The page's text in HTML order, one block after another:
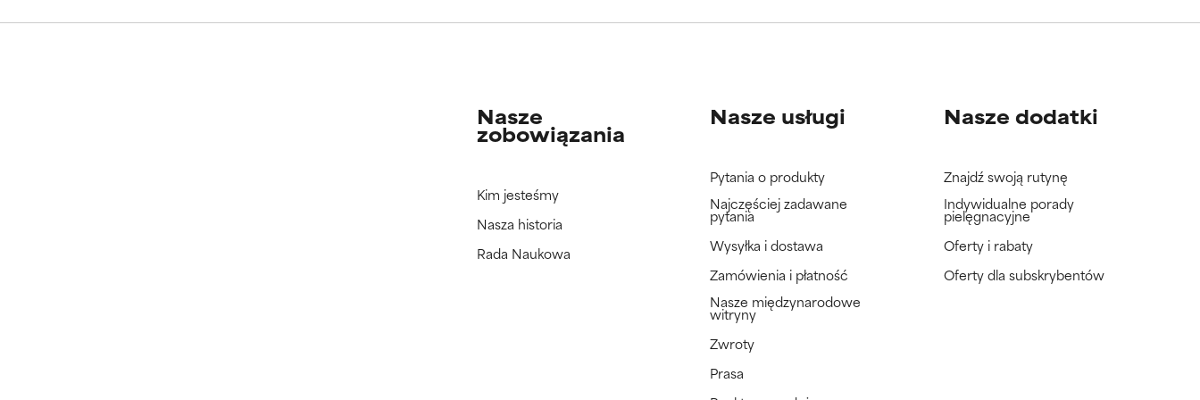
Nie oceniliśmy jeszcze tego składnika, ponieważ nie mieliśmy okazji przeanalizować badań na
Nie oceniliśmy jeszcze tego składnika, ponieważ nie mieliśmy okazji przeanalizować badań na
Nasze
zobowiązania
Kim jesteśmy
Nasza historia
Rada Naukowa
Nasze usługi
Pytania o produkty
Najczęściej zadawane
pytania
Wysyłka i dostawa
Zamówienia i płatność
Nasze międzynarodowe
witryny
Zwroty
Prasa
Nasze dodatki
Znajdź swoją rutynę
Indywidualne porady
pielęgnacyjne
Oferty i rabaty
Oferty dla subskrybentów